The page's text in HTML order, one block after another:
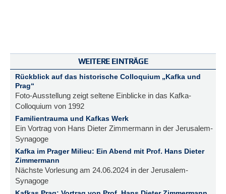
WEITERE EINTRÄGE
Rückblick auf das historische Colloquium „Kafka und
Prag“
Foto-Ausstellung zeigt seltene Einblicke in das Kafka-
Colloquium von 1992
Familientrauma und Kafkas Werk
Ein Vortrag von Hans Dieter Zimmermann in der Jerusalem-
Synagoge
Kafka im Prager Milieu: Ein Abend mit Prof. Hans Dieter
Zimmermann
Nächste Vorlesung am 24.06.2024 in der Jerusalem-
Synagoge